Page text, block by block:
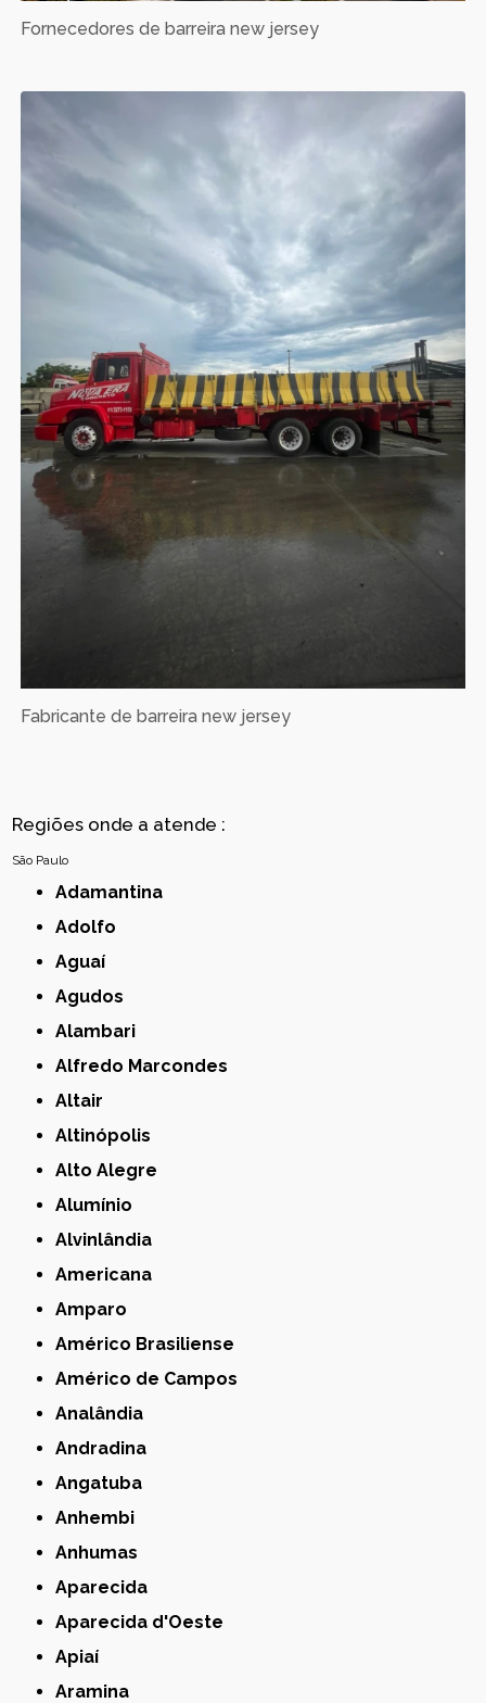
Fornecedores de barreira new jersey
Fabricante de barreira new jersey
Regiões onde a atende :
São Paulo
Adamantina
Adolfo
Aguaí
Agudos
Alambari
Alfredo Marcondes
Altair
Altinópolis
Alto Alegre
Alumínio
Alvinlândia
Americana
Amparo
Américo Brasiliense
Américo de Campos
Analândia
Andradina
Angatuba
Anhembi
Anhumas
Aparecida
Aparecida d'Oeste
Apiaí
Aramina